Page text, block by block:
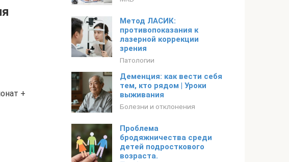
+
Метод ЛАСИК:
противопоказания к
лазерной коррекции
зрения
Патологии
Деменция: как вести себя
тем, кто рядом | Уроки
выживания
Болезни и отклонения
Проблема
бродяжничества среди
детей подросткового
возраста.